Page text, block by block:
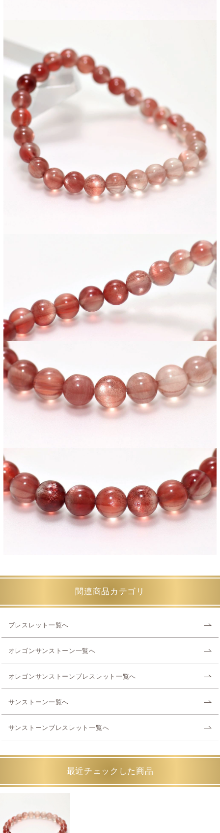
関連商品カテゴリ
ブレスレット一覧へ
オレゴンサンストーン一覧へ
オレゴンサンストーンブレスレット一覧へ
サンストーン一覧へ
サンストーンブレスレット一覧へ
最近チェックした商品